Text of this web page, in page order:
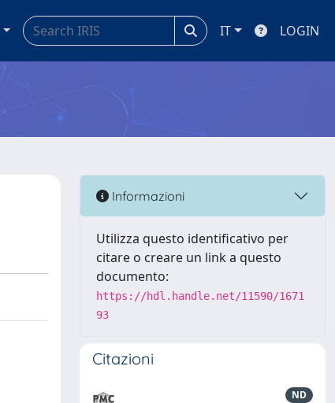
IT LOGIN
Informazioni
Utilizza questo identificativo per
citare o creare un link a questo
documento:
https://hdl.handle.net/11590/1671
93
Citazioni
ND